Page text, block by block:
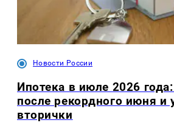
Новости России
Ипотека в июле 2026
после рекордного июня и
вторички